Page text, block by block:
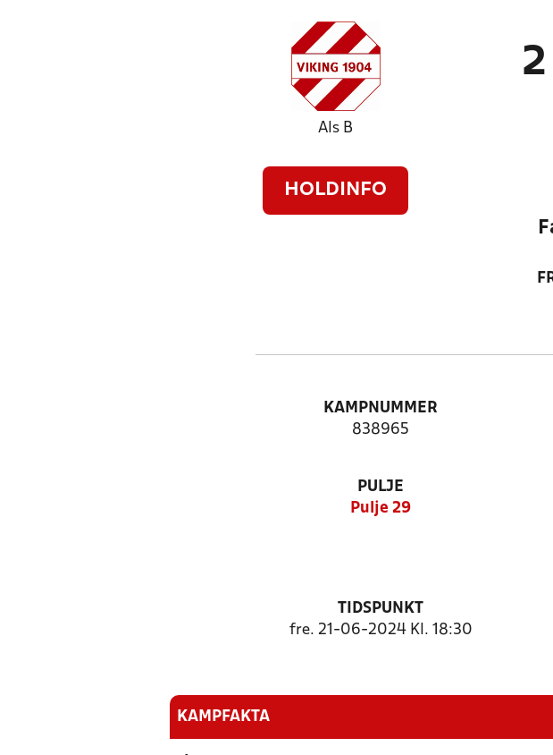
Als B
HOLDINFO
2
KAMPNUMMER
838965
PULJE
Pulje 29
TIDSPUNKT
fre. 21-06-2024 Kl. 18:30
KAMPFAKTA